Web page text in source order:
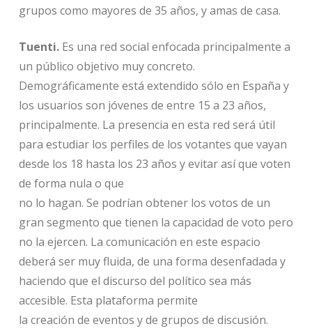
grupos como mayores de 35 años, y amas de casa.
Tuenti.Es una red social enfocada principalmente a
un público objetivo muy concreto.
Demográficamente está extendido sólo en España y
los usuarios son jóvenes de entre 15 a 23 años,
principalmente. La presencia en esta red será útil
para estudiar los perfiles de los votantes que vayan
desde los 18 hasta los 23 años y evitar así que voten
de forma nula o que
no lo hagan. Se podrían obtener los votos de un
gran segmento que tienen la capacidad de voto pero
no la ejercen. La comunicación en este espacio
deberá ser muy fluida, de una forma desenfadada y
haciendo que el discurso del político sea más
accesible. Esta plataforma permite
la creación de eventos y de grupos de discusión.